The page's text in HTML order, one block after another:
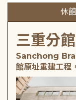
休
三重分館
Sanchong
館原址重建工程